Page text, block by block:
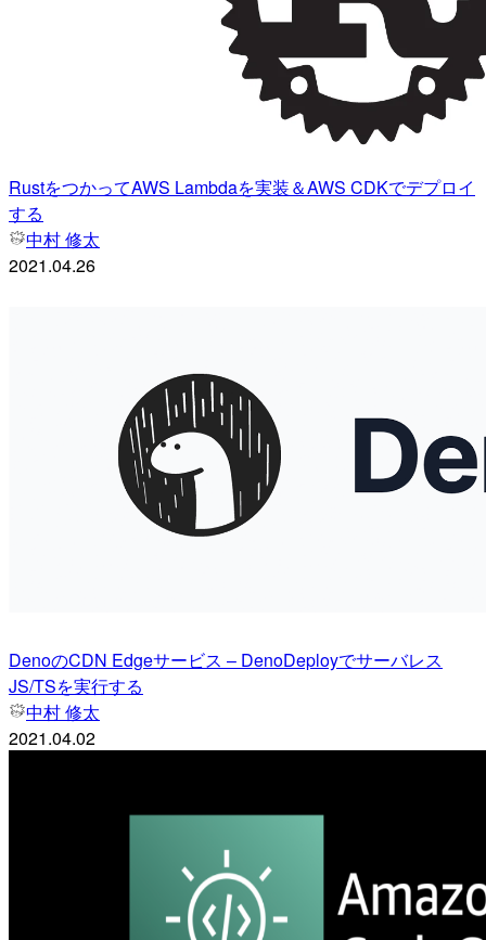
RustをつかってAWS Lambdaを実装＆AWS CDKでデプロイ
する
中村 修太
2021.04.26
DenoのCDN Edgeサービス – DenoDeployでサーバレス
JS/TSを実行する
中村 修太
2021.04.02